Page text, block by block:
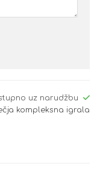
uz narudžbu
kompleksna igrala